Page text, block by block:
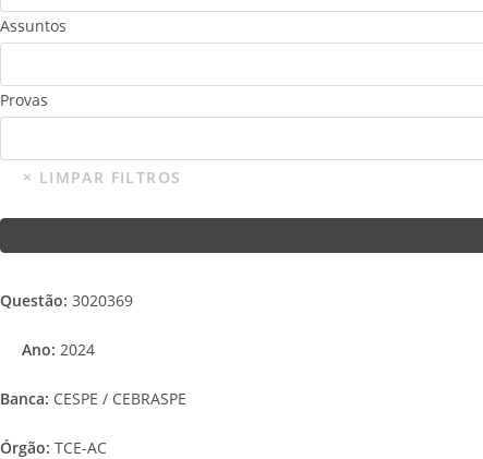
Assuntos
Provas
Questão: 3020369
Ano: 2024
Banca: CESPE / CEBRASPE
Órgão: TCE-AC